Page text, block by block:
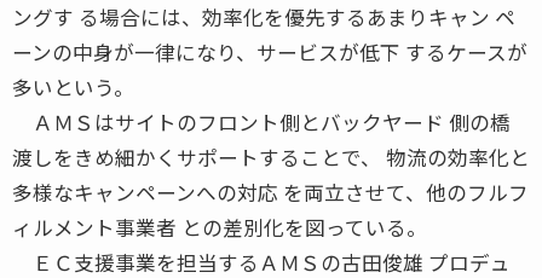
ングす る場合には、効率化を優先するあまりキャン ペ
ーンの中身が一律になり、サービスが低下 するケースが
多いという。
ＡＭＳはサイトのフロント側とバックヤード 側の橋
渡しをきめ細かくサポートすることで、 物流の効率化と
多様なキャンペーンへの対応 を両立させて、他のフルフ
ィルメント事業者 との差別化を図っている。
ＥＣ支援事業を担当するＡＭＳの古田俊雄 プロデュ